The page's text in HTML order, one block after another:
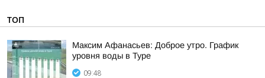
ТОП
Максим Афанасьев: Доброе утро. График
уровня воды в Туре
09:48